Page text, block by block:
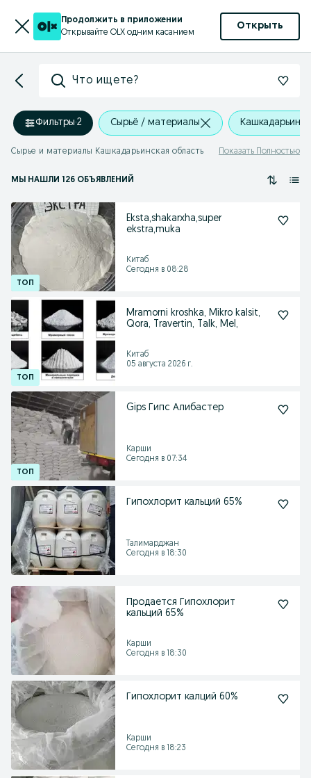
Продолжить в приложении
Открывайте OLX одним касанием
Открыть
Что ищете?
Фильтры·2 Сырьё / материалы
Сырье и материалы Кашкадарьинская область Показать Полностью
МЫ НАШЛИ 126 ОБЪЯВЛЕНИЙ
Eksta,shakarxha,super
ekstra,muka
Китаб
Сегодня в 08:28
Mramorni kroshka, Mikro kalsit,
Qora, Travertin, Talk, Mel,
Китаб
05 августа 2026 г.
Gips Гипс Алибастер
Карши
Сегодня в 07:34
Гипохлорит кальций 65%
Талимарджан
Сегодня в 18:30
Продается Гипохлорит
кальций 65%
Карши
Сегодня в 18:30
Гипохлорит калций 60%
Карши
Сегодня в 18:23